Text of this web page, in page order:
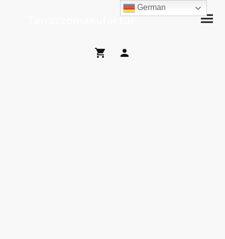
Terrazzomanufaktur
German